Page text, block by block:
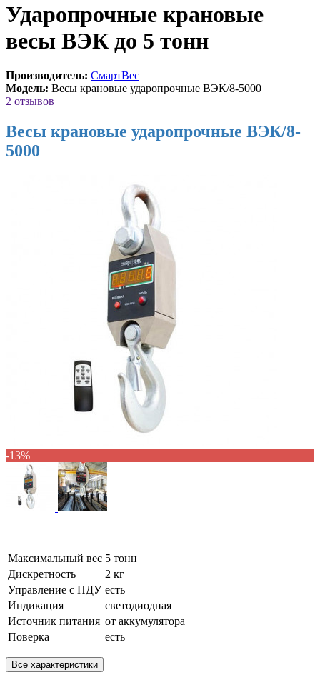
Ударопрочные крановые
весы ВЭК до 5 тонн
Производитель: СмартВес
Модель: Весы крановые ударопрочные ВЭК/8-5000
2 отзывов
Весы крановые ударопрочные ВЭК/8-
5000
-13%
Максимальный вес 5 тонн
Дискретность
2 кг
Управление с ПДУ есть
Индикация
светодиодная
Источник питания от аккумулятора
Поверка
есть
Все характеристики